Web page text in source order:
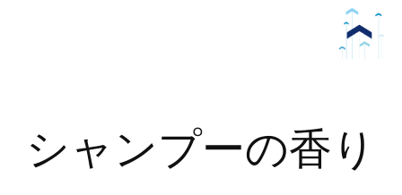
シャンプーの香り